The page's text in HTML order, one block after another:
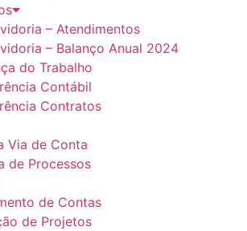
– Atendimentos
– Balanço Anual 2024
do Trabalho
Contábil
Contratos
Via de Conta
de Processos
de Contas
de Projetos